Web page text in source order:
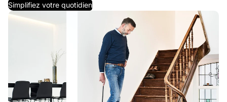
Simplifiez votre quotidien